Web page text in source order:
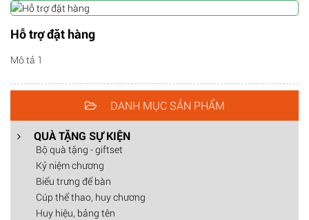
Hỗ trợ đặt hàng
Mô tả 1
DANH MỤC SẢN PHẨM
QUÀ TẶNG SỰ KIỆN
Bộ quà tặng - giftset
Kỷ niệm chương
Biểu trưng để bàn
Cúp thể thao, huy chương
Huy hiệu, bảng tên